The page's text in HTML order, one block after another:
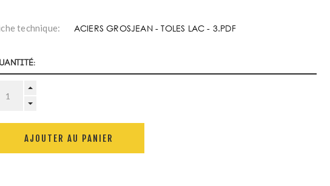
technique: ACIERS GROSJEAN - TOLES LAC - 3.PDF
AJOUTER AU PANIER